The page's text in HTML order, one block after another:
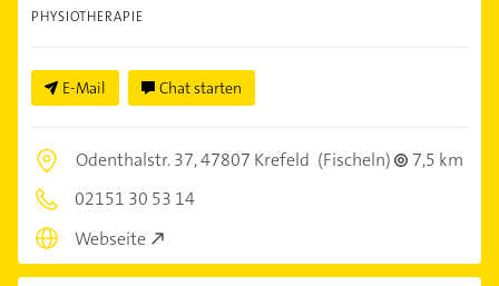
PHYSIOTHERAPIE
E-Mail Chat starten
Odenthalstr. 37,47807 Krefeld (Fischeln)
7,5 km
02151 30 53 14
Webseite